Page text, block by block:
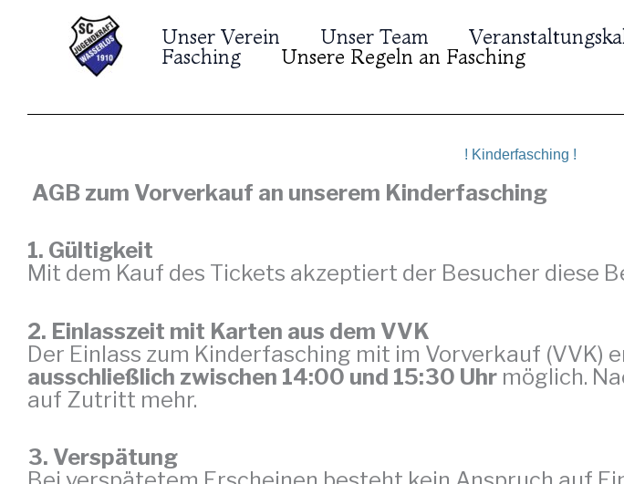
Unser Verein Unser Team
Fasching Unsere Regeln an Fasching
! Kinderfasching !
AGB zum Vorverkauf an unserem Kinderfasching
1. Gültigkeit
Mit dem Kauf des Tickets akzeptiert der Besucher diese
2. Einlasszeit mit Karten aus dem VVK
Der Einlass zum Kinderfasching mit im Vorverkauf
ausschließlich zwischen 14:00 und 15:30 Uhr möglich.
auf Zutritt mehr.
3. Verspätung